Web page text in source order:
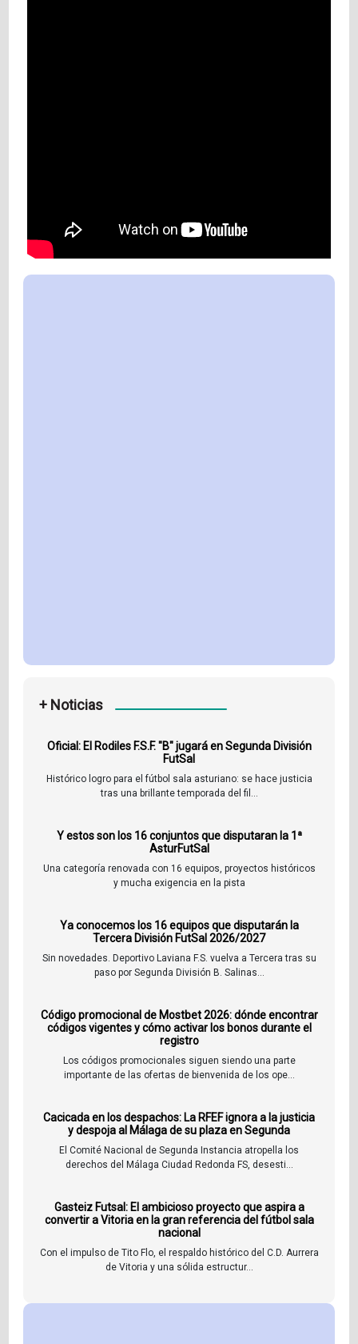
+ Noticias
Oficial: El Rodiles F.S.F. "B" jugará en Segunda División
FutSal
Histórico logro para el fútbol sala asturiano: se hace justicia
tras una brillante temporada del fil...
Y estos son los 16 conjuntos que disputaran la 1ª
AsturFutSal
Una categoría renovada con 16 equipos, proyectos históricos
y mucha exigencia en la pista
Ya conocemos los 16 equipos que disputarán la
Tercera División FutSal 2026/2027
Sin novedades. Deportivo Laviana F.S. vuelva a Tercera tras su
paso por Segunda División B. Salinas...
Código promocional de Mostbet 2026: dónde encontrar
códigos vigentes y cómo activar los bonos durante el
registro
Los códigos promocionales siguen siendo una parte
importante de las ofertas de bienvenida de los ope...
Cacicada en los despachos: La RFEF ignora a la justicia
y despoja al Málaga de su plaza en Segunda
El Comité Nacional de Segunda Instancia atropella los
derechos del Málaga Ciudad Redonda FS, desesti...
Gasteiz Futsal: El ambicioso proyecto que aspira a
convertir a Vitoria en la gran referencia del fútbol sala
nacional
Con el impulso de Tito Flo, el respaldo histórico del C.D. Aurrera
de Vitoria y una sólida estructur...